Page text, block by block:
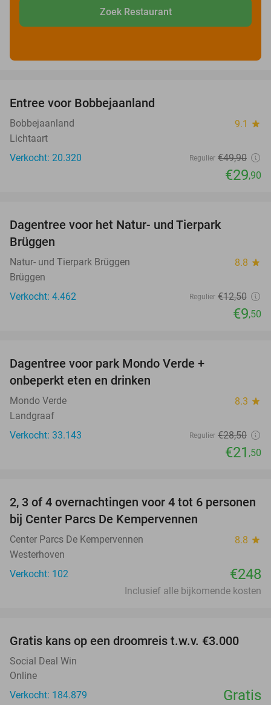
Zoek Restaurant
Entree voor Bobbejaanland
Bobbejaanland 9.1 star
Lichtaart
Verkocht: 20.320
Regulier €49,90
€29,90
Dagentree voor het Natur- und Tierpark
Brüggen
Natur- und Tierpark Brüggen 8.8 star
Brüggen
Verkocht: 4.462
Regulier €12,50
€9,50
Dagentree voor park Mondo Verde +
onbeperkt eten en drinken
Mondo Verde 8.3 star
Landgraaf
Verkocht: 33.143
Regulier €28,50
€21 ,50
2, 3 of 4 overnachtingen voor 4 tot 6 personen
bij Center Parcs De Kempervennen
Center Parcs De Kempervennen 8.8 star
Westerhoven
Verkocht: 102
€248
Inclusief alle bijkomende kosten
Gratis kans op een droomreis t.w.v. €3.000
Social Deal Win
Online
Verkocht: 184.879
Gratis